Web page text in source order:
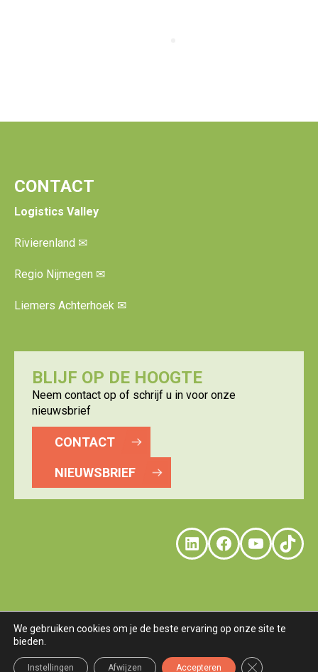
CONTACT
Logistics Valley
Rivierenland ✉
Regio Nijmegen ✉
Liemers Achterhoek ✉
BLIJF OP DE HOOGTE
Neem contact op of schrijf u in voor onze
nieuwsbrief
CONTACT
NIEUWSBRIEF
LinkedIn
Facebook
© LOGISTICS VALLEY
TERMS
We gebruiken cookies om je de beste ervaring op onze site te
bieden.
Accepteren
Afwijzen
Instellingen Sluit AVG/